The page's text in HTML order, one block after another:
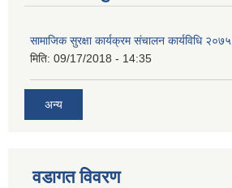
सामाजिक सुरक्षा कार्यक्रम संचालन कार्यविधि २०७५
मिति: 09/17/2018 - 14:35
अन्य
वडागत विवरण